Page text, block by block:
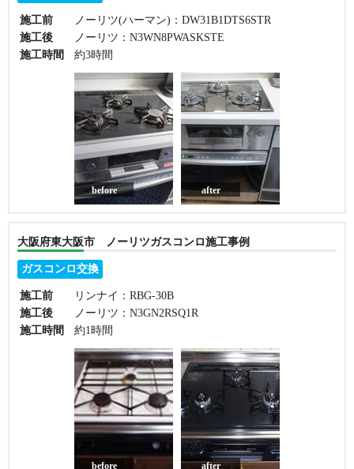
施工前
ノーリツ(ハーマン)：DW31B1DTS6STR
施工後
ノーリツ：N3WN8PWASKSTE
施工時間
約3時間
before after
大阪府東大阪市 ノーリツガスコンロ施工事例
ガスコンロ交換
施工前
リンナイ：RBG-30B
施工後
ノーリツ：N3GN2RSQ1R
施工時間
約1時間
before after